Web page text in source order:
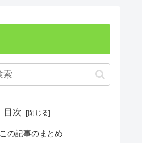
目次
この記事のまとめ